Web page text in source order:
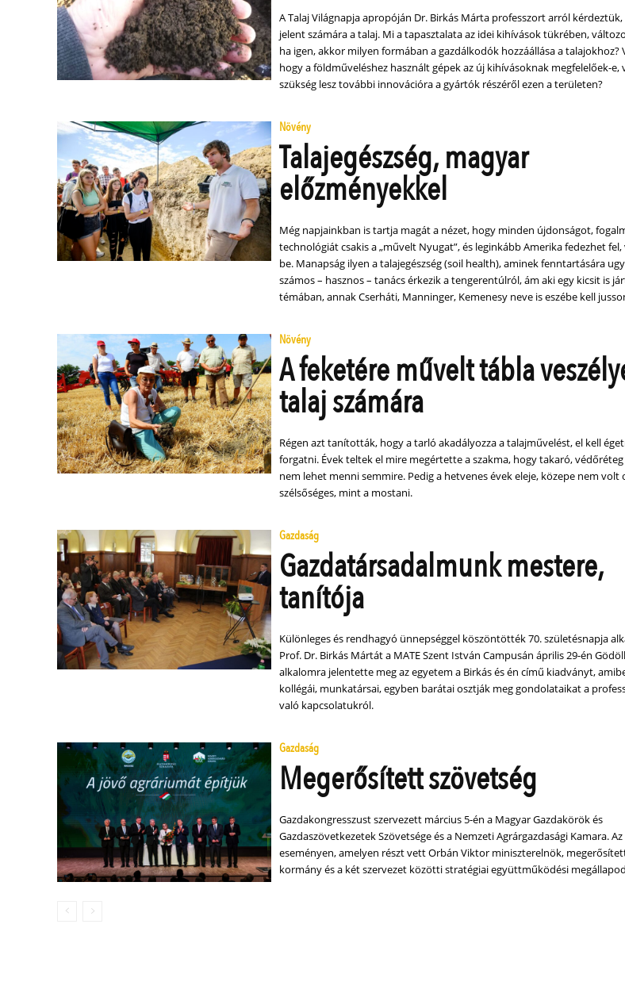
A Talaj Világnapja apropóján Dr. Birkás Márta professzort arról
jelent számára a talaj. Mi a tapasztalata az idei kihívások tükrében,
ha igen, akkor milyen formában a gazdálkodók hozzáállása a talajokhoz?
hogy a földműveléshez használt gépek az új kihívásoknak megfelelőek-e,
szükség lesz további innovációra a gyártók részéről ezen a területen?
Növény
Talajegészség, magyar
előzményekkel
Még napjainkban is tartja magát a nézet, hogy minden újdonságot,
technológiát csakis a „művelt Nyugat”, és leginkább Amerika fedezhet
be. Manapság ilyen a talajegészség (soil health), aminek fenntartására
számos – hasznos – tanács érkezik a tengerentúlról, ám aki egy kicsit is
témában, annak Cserháti, Manninger, Kemenesy neve is eszébe kell
Növény
A feketére művelt tábla
talaj számára
Régen azt tanították, hogy a tarló akadályozza a talajművelést, el kell
forgatni. Évek teltek el mire megértette a szakma, hogy takaró,
nem lehet menni semmire. Pedig a hetvenes évek eleje, közepe nem volt
szélsőséges, mint a mostani.
Gazdaság
Gazdatársadalmunk mestere,
tanítója
Különleges és rendhagyó ünnepséggel köszöntötték 70. születésnapja
Prof. Dr. Birkás Mártát a MATE Szent István Campusán április 29-én
alkalomra jelentette meg az egyetem a Birkás és én című kiadványt,
kollégái, munkatársai, egyben barátai osztják meg gondolataikat a
való kapcsolatukról.
Gazdaság
Megerősített szövetség
Gazdakongresszust szervezett március 5-én a Magyar Gazdakörök és
Gazdaszövetkezetek Szövetsége és a Nemzeti Agrárgazdasági Kamara. Az
eseményen, amelyen részt vett Orbán Viktor miniszterelnök,
kormány és a két szervezet közötti stratégiai együttműködési